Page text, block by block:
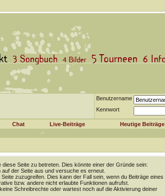
Benutzername
Kennwort
Chat Live-Beiträge Heutige Beiträge
Seite zu betreten. Dies könnte einer der Gründe sein:
der Seite aus und versuche es erneut.
zuzugreifen. Dies kann der Fall sein, wenn du Beiträge eines
bzw. andere nicht erlaubte Funktionen aufrufst.
Schreibrechte oder wartest noch auf die Aktivierung deiner